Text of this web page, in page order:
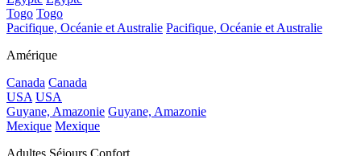
Togo Togo
Pacifique, Océanie et Australie Pacifique, Océanie et Australie
Amérique
Canada Canada
USA USA
Guyane, Amazonie Guyane, Amazonie
Mexique Mexique